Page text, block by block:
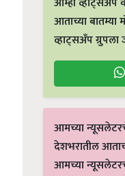
आताच्या बातम्या
व्हाट्सअँप
आमच्या
देशभरातील
आमच्या